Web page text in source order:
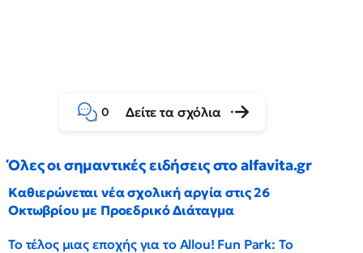
0 Δείτε τα σχόλια
Όλες οι σημαντικές ειδήσεις στο alfavita.gr
Καθιερώνεται νέα σχολική αργία στις 26
Οκτωβρίου με Προεδρικό Διάταγμα
Το τέλος μιας εποχής για το Allou! Fun Park: Το